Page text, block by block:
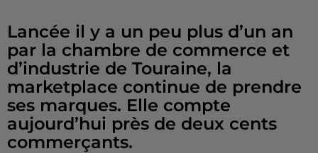
Lancée il y a un peu plus d’un an
par la chambre de commerce et
d’industrie de Touraine, la
marketplace continue de prendre
ses marques. Elle compte
aujourd’hui près de deux cents
commerçants.